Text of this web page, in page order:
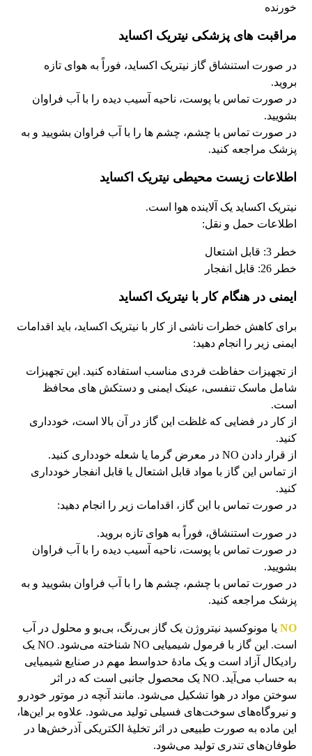
خورنده
مراقبت های پزشکی نیتریک اکساید
در صورت استنشاق گاز نیتریک اکساید، فوراً به هوای تازه
بروید.
در صورت تماس با پوست، ناحیه آسیب دیده را با آب فراوان
بشویید.
در صورت تماس با چشم، چشم ها را با آب فراوان بشویید و به
پزشک مراجعه کنید.
اطلاعات زیست محیطی نیتریک اکساید
نیتریک اکساید یک آلاینده هوا است.
اطلاعات حمل و نقل:
خطر 3: قابل اشتعال
خطر 26: قابل انفجار
ایمنی در هنگام کار با نيتريک اکسايد
برای کاهش خطرات ناشی از کار با نيتريک اکسايد، باید اقدامات
ایمنی زیر را انجام دهید:
از تجهیزات حفاظت فردی مناسب استفاده کنید. این تجهیزات
شامل ماسک تنفسی، عینک ایمنی و دستکش های محافظ
است.
از کار در فضایی که غلظت این گاز در آن بالا است، خودداری
کنید.
از قرار دادن NO در معرض گرما یا شعله خودداری کنید.
از تماس این گاز با مواد قابل اشتعال یا قابل انفجار خودداری
کنید.
در صورت تماس با این گاز، اقدامات زیر را انجام دهید:
در صورت استنشاق، فوراً به هوای تازه بروید.
در صورت تماس با پوست، ناحیه آسیب دیده را با آب فراوان
بشویید.
در صورت تماس با چشم، چشم ها را با آب فراوان بشویید و به
پزشک مراجعه کنید.
NO یا مونوکسید نیتروژن یک گاز بی‌رنگ، بی‌بو و محلول در آب
است. این گاز با فرمول شیمیایی NO شناخته می‌شود. NO یک
رادیکال آزاد است و یک مادهٔ حدواسط مهم در صنایع شیمیایی
به حساب می‌آید. NO یک محصول جانبی است که در اثر
سوختن مواد در هوا تشکیل می‌شود. مانند آنچه در موتور خودرو
و نیروگاه‌های سوخت‌های فسیلی تولید می‌شود. علاوه بر این‌ها،
این ماده به صورت طبیعی در اثر تخلیهٔ الکتریکی آذرخش‌ها در
طوفان‌های تندری تولید می‌شود.